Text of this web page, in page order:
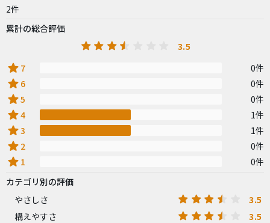
2件
累計の総合評価
3.5
star 7 0件
star 6 0件
star5 0件
star4 1件
star3 1件
star 2 0件
star 1
0件
カテゴリ別の評価
やさしさ
3.5
構えやすさ 3.5